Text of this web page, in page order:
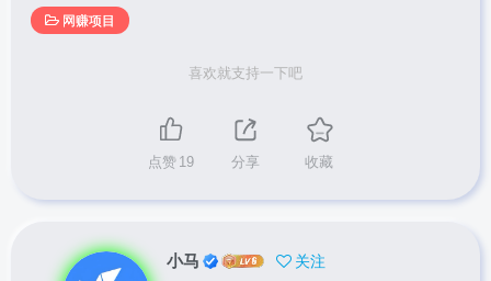
网赚项目
喜欢就支持一下吧
点赞 19 分享 收藏
小马 关注